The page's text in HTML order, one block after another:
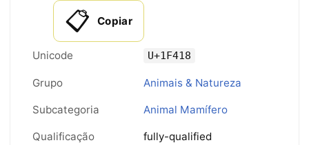
📋 Copiar
Unicode U+1F418
Grupo Animais & Natureza
Subcategoria Animal Mamífero
Qualificação fully-qualified